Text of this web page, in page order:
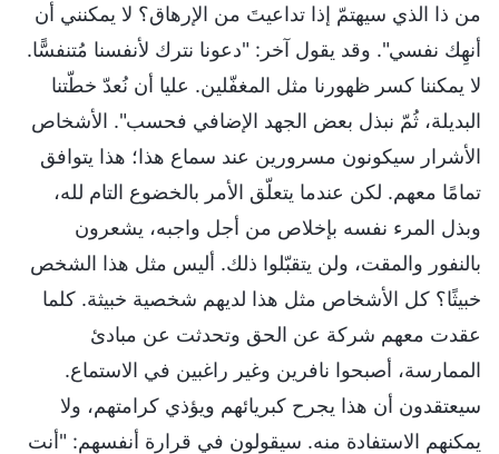
من ذا الذي سيهتمّ إذا تداعيتَ من الإرهاق؟ لا يمكنني أن
أنهِك نفسي". وقد يقول آخر: "دعونا نترك لأنفسنا مُتنفسًّا.
لا يمكننا كسر ظهورنا مثل المغفّلين. عليا أن نُعدّ خطّتنا
البديلة، ثُمّ نبذل بعض الجهد الإضافي فحسب". الأشخاص
الأشرار سيكونون مسرورين عند سماع هذا؛ هذا يتوافق
تمامًا معهم. لكن عندما يتعلّق الأمر بالخضوع التام لله،
وبذل المرء نفسه بإخلاص من أجل واجبه، يشعرون
بالنفور والمقت، ولن يتقبّلوا ذلك. أليس مثل هذا الشخص
خبيثًا؟ كل الأشخاص مثل هذا لديهم شخصية خبيثة. كلما
عقدت معهم شركة عن الحق وتحدثت عن مبادئ
الممارسة، أصبحوا نافرين وغير راغبين في الاستماع.
سيعتقدون أن هذا يجرح كبريائهم ويؤذي كرامتهم، ولا
يمكنهم الاستفادة منه. سيقولون في قرارة أنفسهم: "أنت